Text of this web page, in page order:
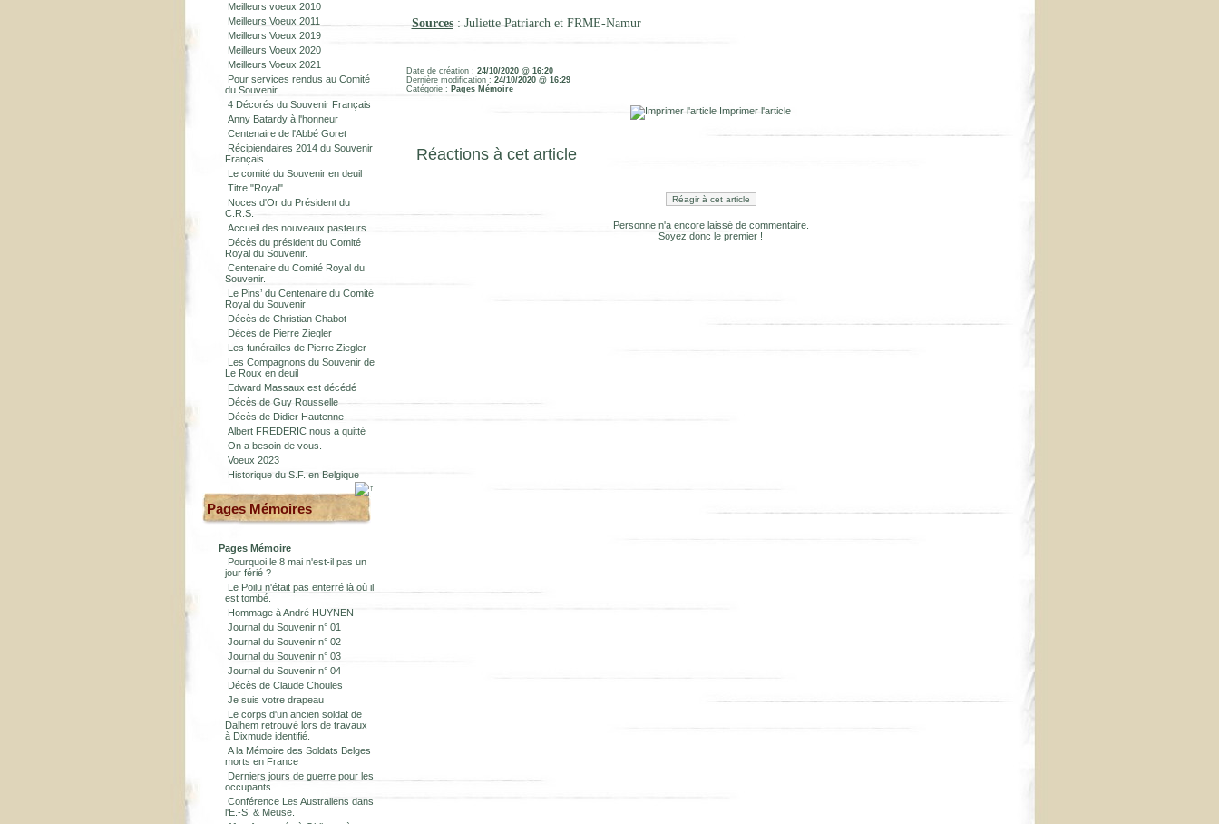
Meilleurs voeux 2010
Meilleurs Voeux 2011
Meilleurs Voeux 2019
Meilleurs Voeux 2020
Meilleurs Voeux 2021
Pour services rendus au Comité
du Souvenir
4 Décorés du Souvenir Français
Anny Batardy à l'honneur
Centenaire de l'Abbé Goret
Récipiendaires 2014 du Souvenir
Français
Le comité du Souvenir en deuil
Titre "Royal"
Noces d'Or du Président du
C.R.S.
Accueil des nouveaux pasteurs
Décès du président du Comité
Royal du Souvenir.
Centenaire du Comité Royal du
Souvenir.
Le Pins’ du Centenaire du Comité
Royal du Souvenir
Décès de Christian Chabot
Décès de Pierre Ziegler
Les funérailles de Pierre Ziegler
Les Compagnons du Souvenir de
Le Roux en deuil
Edward Massaux est décédé
Décès de Guy Rousselle
Décès de Didier Hautenne
Albert FREDERIC nous a quitté
On a besoin de vous.
Voeux 2023
Historique du S.F. en Belgique
Pages Mémoires
Pages Mémoire
Pourquoi le 8 mai n'est-il pas un
jour férié ?
Le Poilu n'était pas enterré là où il
est tombé.
Hommage à André HUYNEN
Journal du Souvenir n° 01
Journal du Souvenir n° 02
Journal du Souvenir n° 03
Journal du Souvenir n° 04
Décès de Claude Choules
Je suis votre drapeau
Le corps d'un ancien soldat de
Dalhem retrouvé lors de travaux
à Dixmude identifié.
A la Mémoire des Soldats Belges
morts en France
Derniers jours de guerre pour les
occupants
Conférence Les Australiens dans
l'E.-S. & Meuse.
Sources: Juliette Patriarch et FRME-Namur
Date de création : 24/10/2020 @ 16:20
Dernière modification : 24/10/2020 @ 16:29
Catégorie : Pages Mémoire
Imprimer l'article
Réactions à cet article
Réagir à cet article
Personne n'a encore laissé de commentaire.
Soyez donc le premier !